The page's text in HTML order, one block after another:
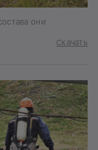
они
Скачать